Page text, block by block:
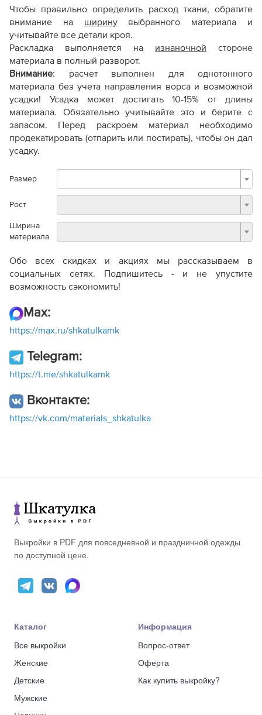
Чтобы правильно определить расход ткани, обратите
внимание на ширинувыбранного материала и
учитывайте все детали кроя.
Раскладка выполняется на изнаночной стороне
материала в полный разворот.
Внимание: расчет выполнен для однотонного
материала без учета направления ворса и возможной
усадки! Усадка может достигать 10-15% от длины
материала. Обязательно учитывайте это и берите с
запасом. Перед раскроем материал необходимо
продекатировать (отпарить или постирать), чтобы он дал
усадку.
Размер
Рост
Ширина
материала
Обо всех скидках и акциях мы рассказываем в
социальных сетях. Подпишитесь - и не упустите
возможность сэкономить!
Max:
https://max.ru/shkatulkamk
Telegram:
https://t.me/shkatulkamk
Вконтакте:
https://vk.com/materials_shkatulka
Выкройки в PDF для повседневной и праздничной одежды
по доступной цене.
Каталог
Все выкройки
Женские
Детские
Мужские
Информация
Вопрос-ответ
Оферта
Как купить выкройку?